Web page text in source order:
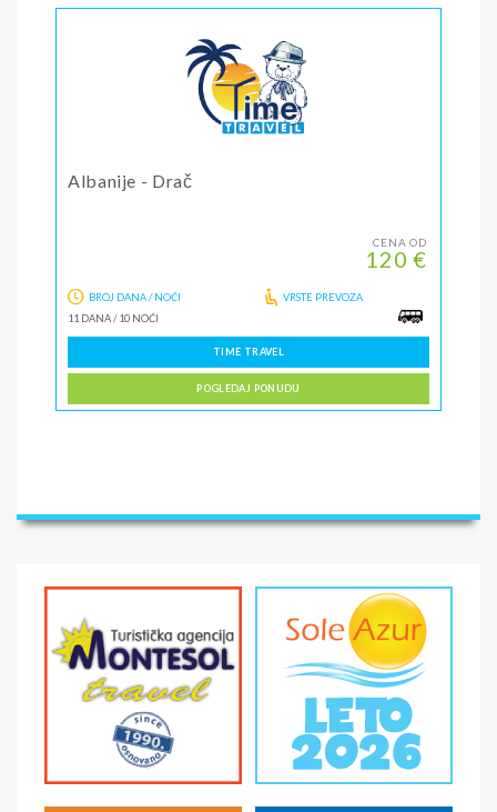
Albanije - Drač
CENA OD
120 €
BROJ DANA / NOĆI
11 DANA/10 NOĆI
VRSTE PREVOZA
TIME TRAVEL
POGLEDAJ PONUDU